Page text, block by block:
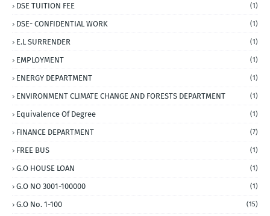
DSE TUITION FEE (1)
DSE- CONFIDENTIAL WORK (1)
E.L SURRENDER (1)
EMPLOYMENT (1)
ENERGY DEPARTMENT (1)
ENVIRONMENT CLIMATE CHANGE AND FORESTS DEPARTMENT (1)
Equivalence Of Degree (1)
FINANCE DEPARTMENT (7)
FREE BUS (1)
G.O HOUSE LOAN (1)
G.O NO 3001-100000 (1)
G.O No. 1-100 (15)